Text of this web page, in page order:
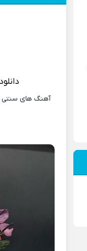
آهنگ های سنتی